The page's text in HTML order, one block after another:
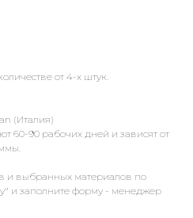
от 4-х штук.
(Италия)
60-90 рабочих дней и зависят от
и выбранных материалов по
и заполните форму - менеджер